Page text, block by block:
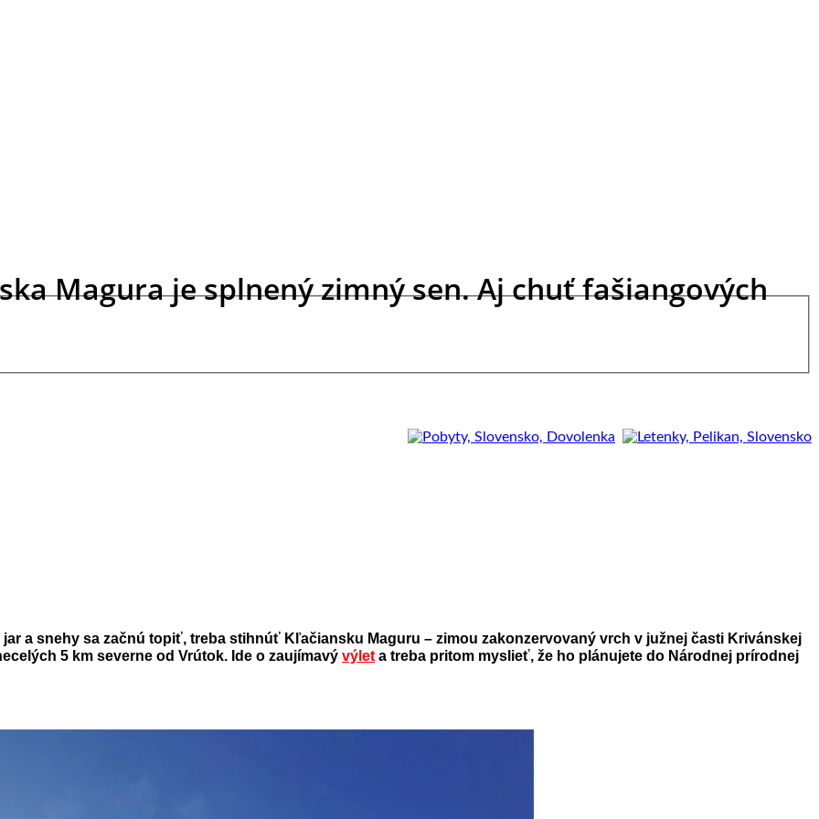
Magura je splnený zimný sen. Aj chuť fašiangových
a snehy sa začnú topiť, treba stihnúť Kľačiansku Maguru – zimou zakonzervovaný vrch v južnej časti Krivánskej
5 km severne od Vrútok. Ide o zaujímavý výlet a treba pritom myslieť, že ho plánujete do Národnej prírodnej